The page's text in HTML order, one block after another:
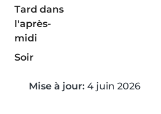
Tard dans
l'après-
midi
Soir
Mise à jour: 4 juin 2026